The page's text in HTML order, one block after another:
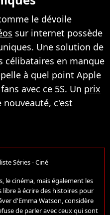
le dévoile
sur internet possède
Une solution de
célibataires en manque
à quel point Apple
avec ce 5S. Un prix
nouveauté, c'est
Séries - Ciné
le cinéma, mais également les
libre à écrire des histoires pour
d'Emma Watson, considère
de parler avec ceux qui sont